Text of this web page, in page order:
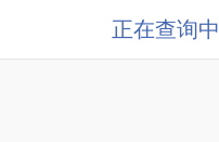
正在查询中